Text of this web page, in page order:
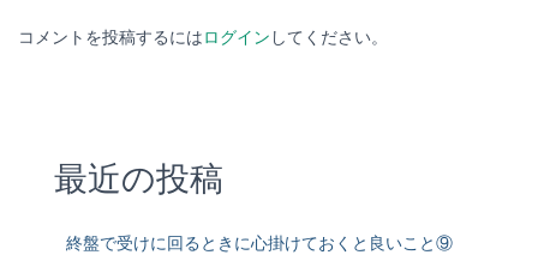
コメントを投稿するにはログイン してください。
最近の投稿
終盤で受けに回るときに心掛けておくと良いこと⑨